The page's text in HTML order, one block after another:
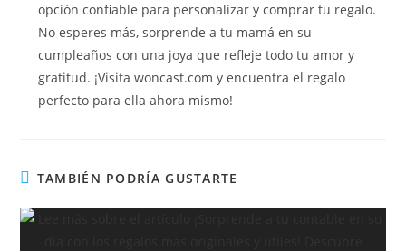
opción confiable para personalizar y comprar tu regalo.
No esperes más, sorprende a tu mamá en su
cumpleaños con una joya que refleje todo tu amor y
gratitud. ¡Visita woncast.com y encuentra el regalo
perfecto para ella ahora mismo!
TAMBIÉN PODRÍA GUSTARTE